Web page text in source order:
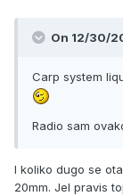
On 12/30/
Carp system
Radio sam
I koliko dugo se
20mm. Jel pravis